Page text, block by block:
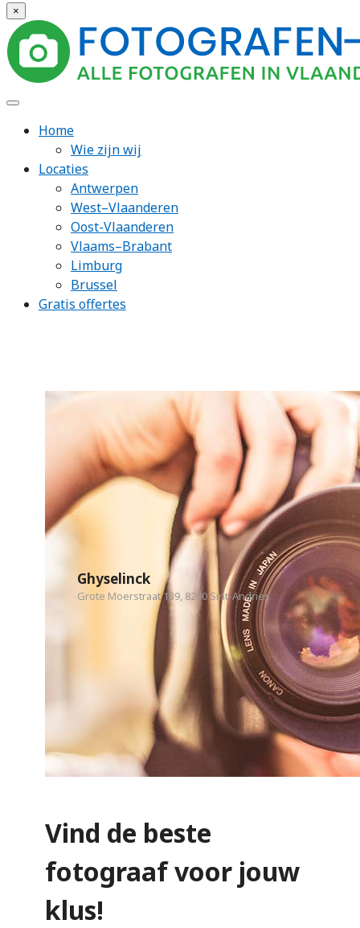
×
Home
Wie zijn wij
Locaties
Antwerpen
West–Vlaanderen
Oost-Vlaanderen
Vlaams–Brabant
Limburg
Brussel
Gratis offertes
Ghyselinck
Grote Moerstraat 139, 8200 Sint-Andries
Vind de beste
fotograaf voor jouw
klus!